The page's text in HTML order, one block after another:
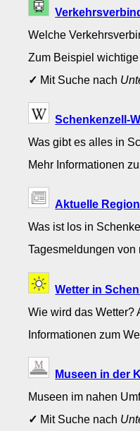
Welche
Zum Beispiel
✓ Mit Suche nach
Schenkenzell-
Was gibt es alles in
Mehr Informationen
Aktuelle
Was ist los in
Tagesmeldungen
Wetter in
Wie wird das Wetter?
Informationen zum
Museen in der
Museen im nahen
✓ Mit Suche nach